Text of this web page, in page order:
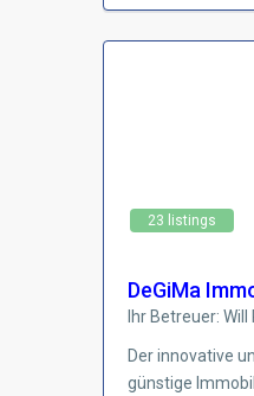
23 listings
DeGiMa
Ihr Betreuer:
Der innovative
günstige